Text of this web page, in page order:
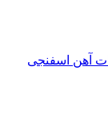
آهن اسفنجی